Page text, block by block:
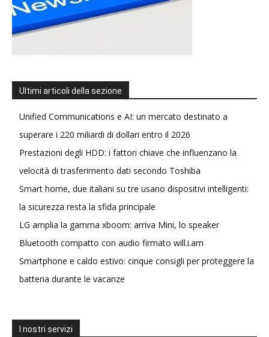
Ultimi articoli della sezione
Unified Communications e AI: un mercato destinato a
superare i 220 miliardi di dollari entro il 2026
Prestazioni degli HDD: i fattori chiave che influenzano la
velocità di trasferimento dati secondo Toshiba
Smart home, due italiani su tre usano dispositivi intelligenti:
la sicurezza resta la sfida principale
LG amplia la gamma xboom: arriva Mini, lo speaker
Bluetooth compatto con audio firmato will.i.am
Smartphone e caldo estivo: cinque consigli per proteggere la
batteria durante le vacanze
I nostri servizi